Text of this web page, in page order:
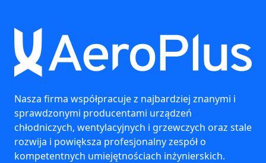
Nasza firma współpracuje z najbardziej znanymi i
sprawdzonymi producentami urządzeń
chłodniczych, wentylacyjnych i grzewczych oraz stale
rozwija i powiększa profesjonalny zespół o
kompetentnych umiejętnościach inżynierskich.